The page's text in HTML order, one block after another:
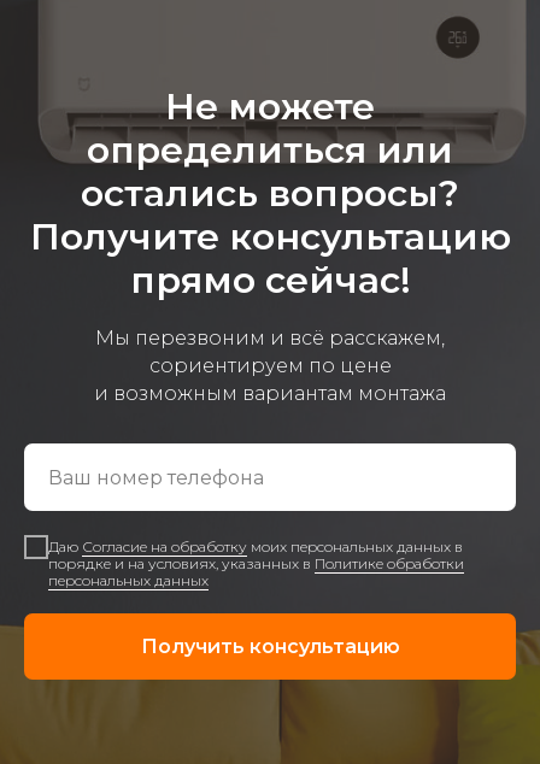
Не можете
определиться или
остались вопросы?
Получите консультацию
прямо сейчас!
Мы перезвоним и всё расскажем,
сориентируем по цене
и возможным вариантам монтажа
Даю Согласие на обработку моих персональных данных в
порядке и на условиях, указанных в Политике обработки
персональных данных
Получить консультацию